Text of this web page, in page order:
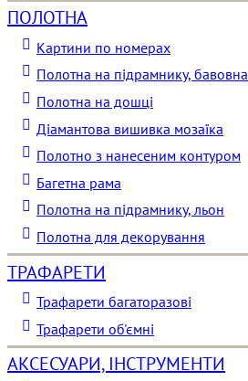
ПОЛОТНА
Картини по номерах
Полотна на підрамнику, бавовна
Полотна на дошці
Діамантова вишивка мозаїка
Полотно з нанесеним контуром
Багетна рама
Полотна на підрамнику, льон
Полотна для декорування
ТРАФАРЕТИ
Трафарети багаторазові
Трафарети об'ємні
АКСЕСУАРИ, ІНСТРУМЕНТИ